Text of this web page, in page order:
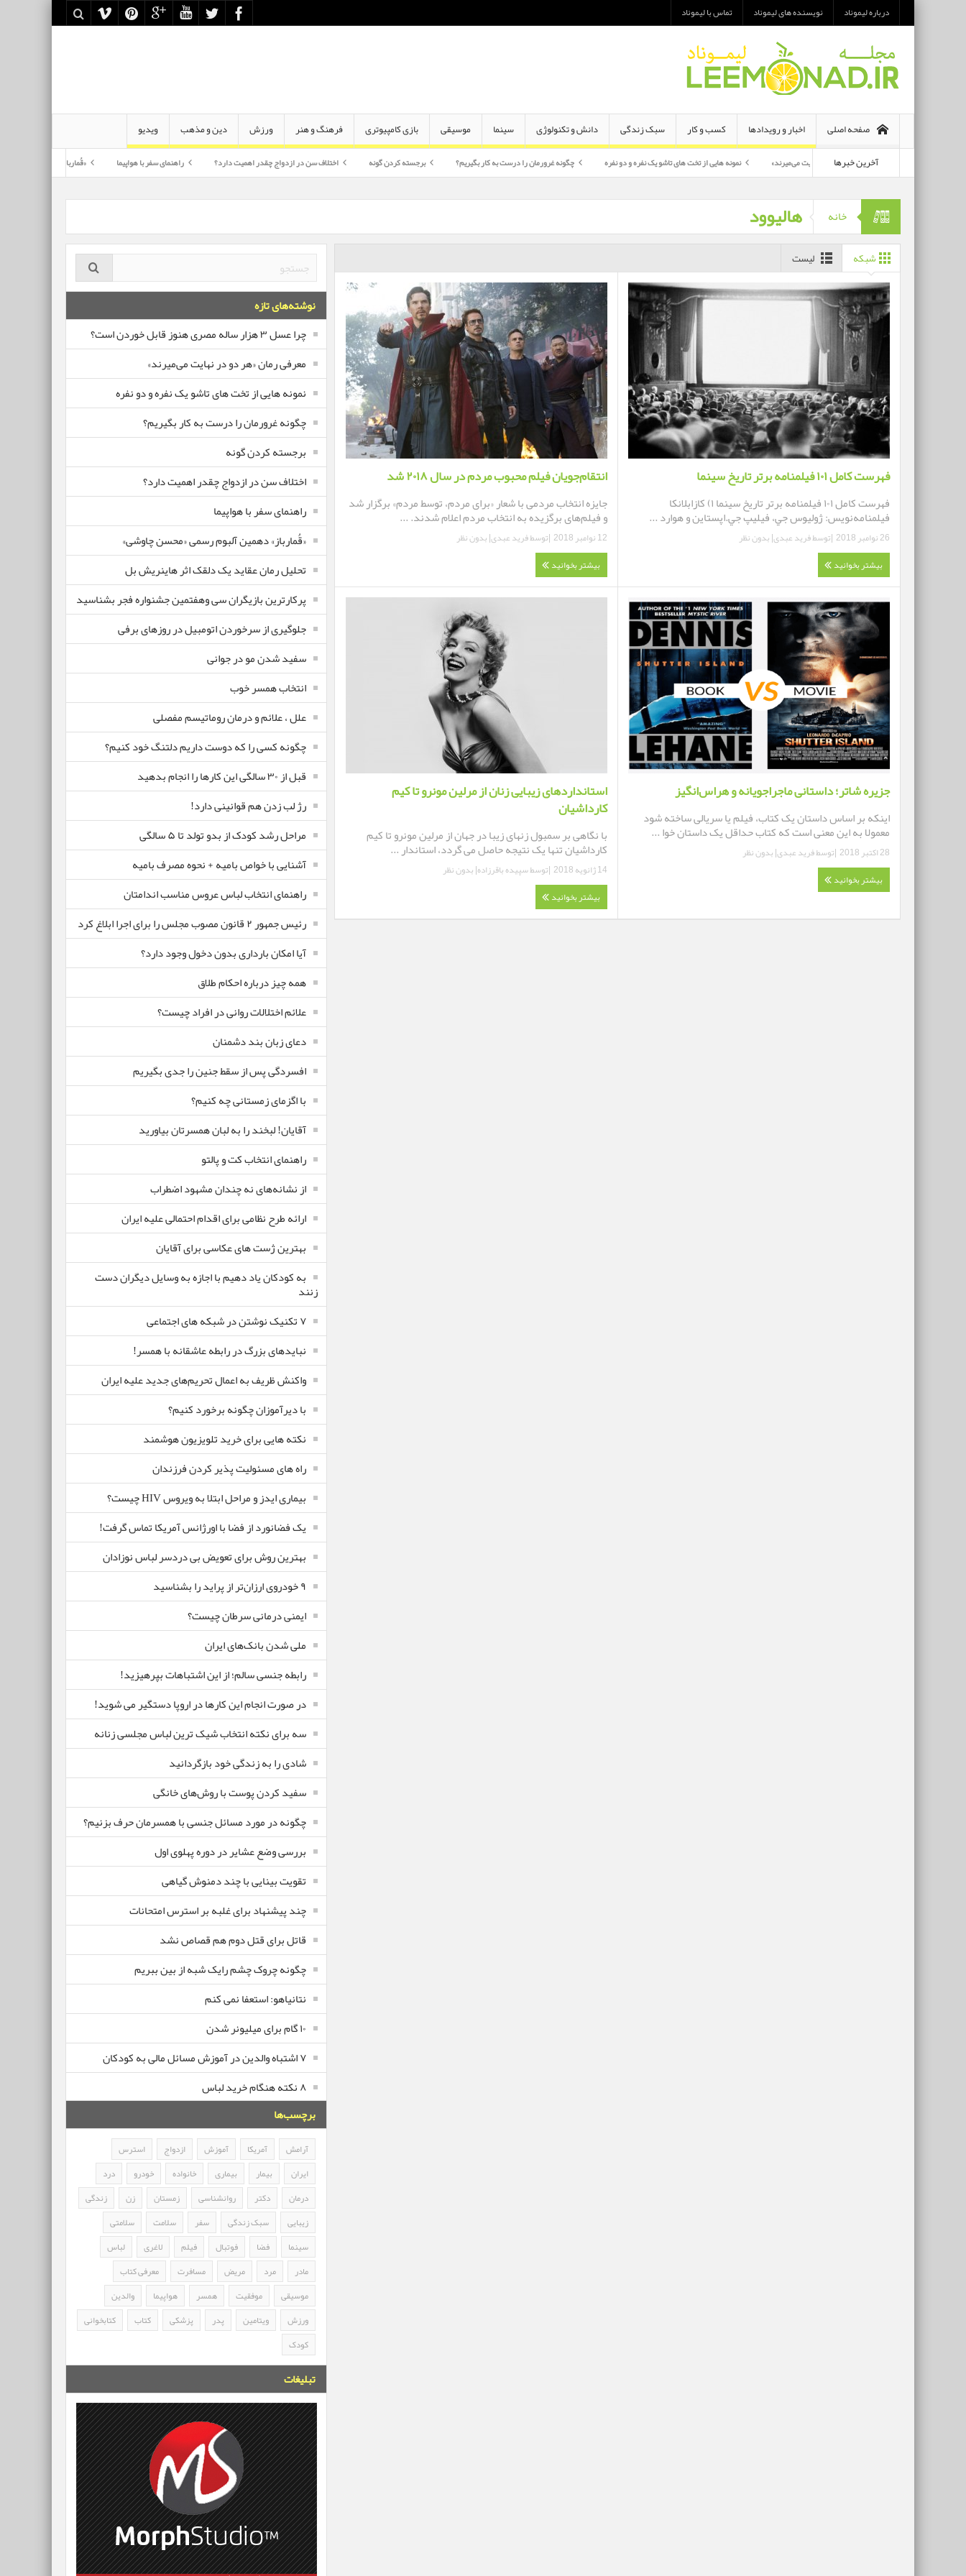
درباره لیموناد نویسنده های لیموناد تماس با لیموناد
صفحه اصلی اخبار و رویدادها کسب و کار سبک زندگی دانش و تکنولوژی سینما موسیقی بازی کامپیوتری فرهنگ و هنر ورزش دین و مذهب
ویدیو
آخرین خبرها
معرفی رمان «هر دو در نهایت می‌میرند» نمونه هایی از تخت های تاشو یک نفره و دو نفره چگونه غرورمان را درست به کار بگیریم؟ برجسته کردن گونه اختلاف سن در ازدواج چقدر اهمیت دارد؟ راهنمای سفر با هواپیما
«قُمارباز» دهمین آلبوم رسمی «محسن چاوشی»
خانه هالیوود
شبکه لیست
فهرست کامل ۱۰۱ فیلمنامه برتر تاریخ سینما
فهرست کامل ۱۰۱ فیلمنامه برتر تاریخ سینما ۱) كازابلانكا
فيلمنامه‌نويس: ژوليوس جي، فيليپ جي.اپستاين و هوارد ...
26 نوامبر 2018 |توسطفرید عبدی|بدون نظر
بیشتر بخوانید
انتقام‌جویان فیلم محبوب مردم در سال ۲۰۱۸ شد
جایزه انتخاب مردمی با شعار «برای مردم، توسط مردم» برگزار شد
و فیلم‌های برگزیده به انتخاب مردم اعلام شدند. ...
12 نوامبر 2018 |توسطفرید عبدی|بدون نظر
بیشتر بخوانید
جزیره شاتر؛ داستانی ماجراجویانه و هراس‌انگیز
اینکه بر اساس داستان یک کتاب، فیلم یا سریالی ساخته شود
معمولا به این معنی است که کتاب حداقل یک داستان خوا ...
28 اکتبر 2018 |توسطفرید عبدی|بدون نظر
بیشتر بخوانید
استانداردهای زیبایی زنان از مرلین مونرو تا کیم
کارداشیان
با نگاهی بر سمبول زنهای زیبا در جهان از مرلین مونرو تا کیم
کارداشیان تنها یک نتیجه حاصل می گردد، استاندار ...
14 ژانویه 2018 |توسطسپیده باقرزاده|بدون نظر
بیشتر بخوانید
نوشته‌های تازه
چرا عسل ۳ هزار ساله‌ مصری هنوز قابل خوردن است؟
معرفی رمان «هر دو در نهایت می‌میرند»
نمونه هایی از تخت های تاشو یک نفره و دو نفره
چگونه غرورمان را درست به کار بگیریم؟
برجسته کردن گونه
اختلاف سن در ازدواج چقدر اهمیت دارد؟
راهنمای سفر با هواپیما
«قُمارباز» دهمین آلبوم رسمی «محسن چاوشی»
تحلیل رمان عقاید یک دلقک اثر هاینریش بل
پرکارترین بازیگران سی وهفتمین جشنواره فجر بشناسید
جلوگیری از سرخوردن اتومبیل در روزهای برفی
سفید شدن مو در جوانی
انتخاب همسر خوب
علل ، علائم و درمان روماتیسم مفصلی
چگونه کسی را که دوست داریم دلتنگ خود کنیم؟
قبل از ۳۰ سالگی این کارها را انجام بدهید
رژ لب زدن هم قوانینی دارد!
مراحل رشد کودک از بدو تولد تا ۵ سالگی
آشنایی با خواص بامیه + نحوه مصرف بامیه
راهنمای انتخاب لباس عروس مناسب اندامتان
رئیس جمهور ۲ قانون مصوب مجلس را برای اجرا ابلاغ کرد
آیا امکان بارداری بدون دخول وجود دارد؟
همه چیز درباره احکام طلاق
علائم اختلالات روانی در افراد چیست؟
دعای زبان بند دشمنان
افسردگی پس از سقط جنین را جدی بگیریم
با اگزمای زمستانی چه کنیم؟
آقایان! لبخند را به لبان همسرتان بیاورید
راهنمای انتخاب کت و پالتو
از نشانه‌های نه چندان مشهود اضطراب
ارائه طرح نظامی برای اقدام احتمالی علیه ایران
بهترین ژست های عکاسی برای آقایان
به کودکان یاد دهیم با اجازه به وسایل دیگران دست
زنند
۷ تکنیک نوشتن در شبکه های اجتماعی
نبایدهای بزرگ در رابطه عاشقانه با همسر!
واکنش ظریف به اعمال تحریم‌های جدید علیه ایران
با دیرآموزان چگونه برخورد کنیم؟
نکته هایی برای خرید تلویزیون هوشمند
راه های مسئولیت پذیر کردن فرزندان
بیماری ایدز و مراحل ابتلا به ویروس HIV چیست؟
یک فضانورد از فضا با اورژانس آمریکا تماس گرفت!
بهترین روش برای تعویض بی دردسر لباس نوزادان
٩ خودروی ارزان‌تر از پراید را بشناسید
ایمنی درمانی سرطان چیست؟
ملی شدن بانک‌های ایران
رابطه جنسی سالم؛ از این اشتباهات بپرهیزید!
در صورت انجام این کارها در اروپا دستگیر می شوید!
سه برای نکته انتخاب شیک ترین لباس مجلسی زنانه
شادی را به زندگی خود بازگردانید
سفید کردن پوست با روش‌های خانگی
چگونه در مورد مسائل جنسی با همسرمان حرف بزنیم؟
بررسی وضع عشایر در دوره پهلوی اول
تقویت بینایی با چند دمنوش گیاهی
چند پیشنهاد برای غلبه بر استرس امتحانات
قاتل برای قتل دوم هم قصاص نشد
چگونه چروک چشم رایک شبه از بین ببریم
نتانیاهو: استعفا نمی کنم
۱۰ گام برای میلیونر شدن
۷ اشتباه والدین در آموزش مسائل مالی به کودکان
۸ نکته هنگام خرید لباس
برچسب‌ها
آرامش آمریکا آموزش ازدواج
استرس
ایران
بیمار بیماری خانواده خودرو
درد
درمان
دکتر روانشناسی زمستان زن
زندگی
زیبایی
سبک زندگی سفر سلامت
سلامتی
سینما
فضا فوتبال فیلم لاغری
لباس
مادر
مرد مریض مسافرت
معرفی کتاب
موسیقی
موفقیت همسر هواپیما
والدین
ورزش
ویتامین پدر پزشکی کتاب
کتابخوانی
کودک
تبلیغات